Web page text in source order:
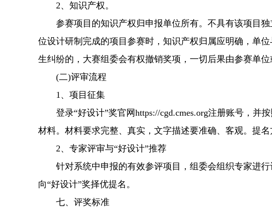
2、知识产权。
参赛项目的知识产权归申报单位所有。不具有该项目独
位设计研制完成的项目参赛时，知识产权归属应明确，单
生纠纷的，大赛组委会有权撤销奖项，一切后果由参赛单位
(二)评审流程
1、项目征集
登录“好设计”奖官网https://cgd.cmes.org注册账号，并
材料。材料要求完整、真实，文字描述要准确、客观。提
2、专家评审与“好设计”推荐
针对系统中申报的有效参评项目，组委会组织专家进行
向“好设计”奖择优提名。
七、评奖标准